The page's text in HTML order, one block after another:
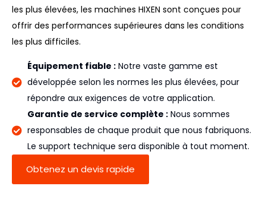
les plus élevées, les machines HIXEN sont conçues pour
offrir des performances supérieures dans les conditions
les plus difficiles.
Équipement fiable : Notre vaste gamme est
développée selon les normes les plus élevées, pour
répondre aux exigences de votre application.
Garantie de service complète : Nous sommes
responsables de chaque produit que nous fabriquons.
Le support technique sera disponible à tout moment.
Obtenez un devis rapide